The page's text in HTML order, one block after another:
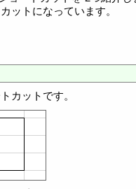
ットになっています。
カットです。